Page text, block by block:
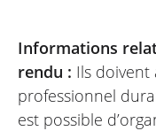
Informations
rendu : Ils doivent
professionnel
est possible